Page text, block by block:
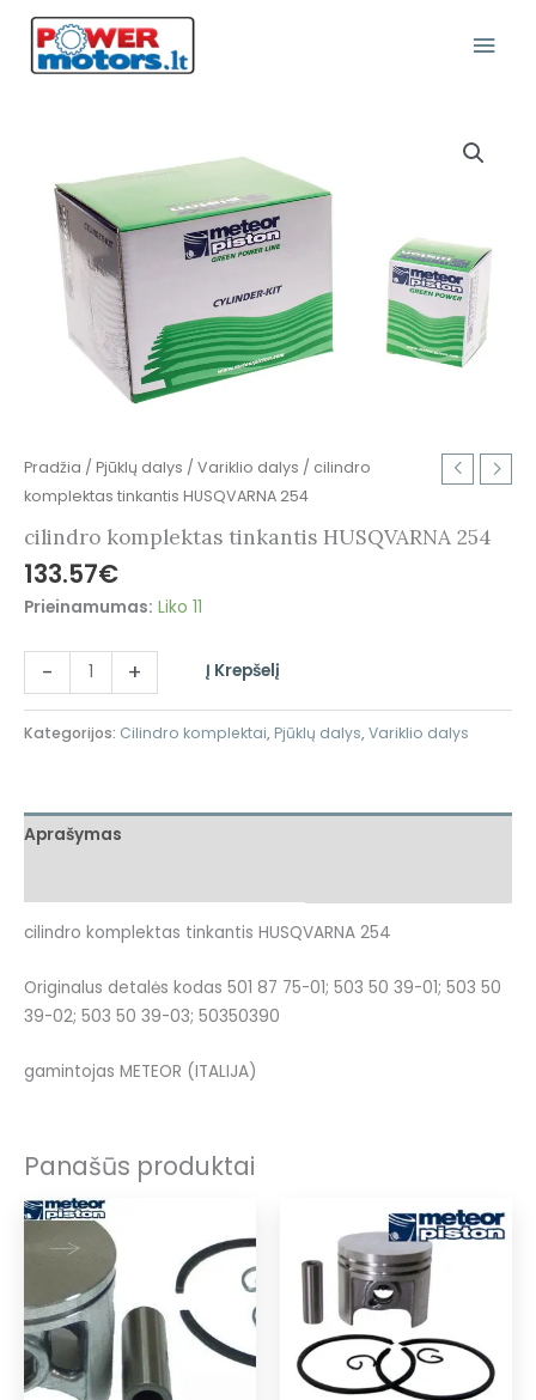
Pereiti
turinio
Pradžia / Pjūklų dalys / Variklio dalys / cilindro
komplektas tinkantis HUSQVARNA 254
cilindro komplektas tinkantis HUSQVARNA 254
133.57€
Prieinamumas: Liko 11
-
cilindro
komplektas
tinkantis
HUSQVARNA
+ Į Krepšelį
Kategorijos: Cilindro komplektai, Pjūklų dalys,Variklio dalys
Aprašymas
cilindro komplektas tinkantis HUSQVARNA 254
Originalus detalės kodas 501 87 75-01; 503 50 39-01; 503 50
39-02; 503 50 39-03; 50350390
gamintojas METEOR (ITALIJA)
Panašūs produktai